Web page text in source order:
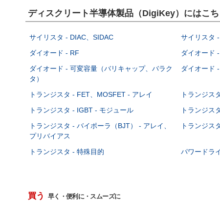
ディスクリート半導体製品（DigiKey）にはこち
サイリスタ - DIAC、SIDAC サイリスタ
ダイオード - RF
ダイオード
ダイオード - 可変容量（バリキャップ、バラク
タ）
ダイオード
トランジスタ - FET、MOSFET - アレイ トランジス
トランジスタ - IGBT - モジュール
トランジス
トランジスタ - バイポーラ（BJT） - アレイ、
プリバイアス
トランジス
トランジスタ - 特殊目的
パワードラ
買う 早く・便利に・スムーズに